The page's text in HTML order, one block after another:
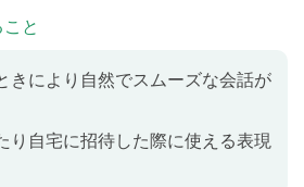
お邪魔したときの基本的なやり
待する(1)
ときに使うフレーズを学びま
と
きにより自然でスムーズな会話が
り自宅に招待した際に使える表現